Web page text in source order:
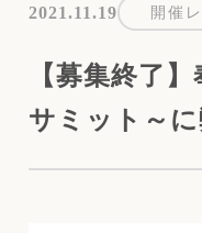
2021.11.19 開催
【募集終了
サミット～